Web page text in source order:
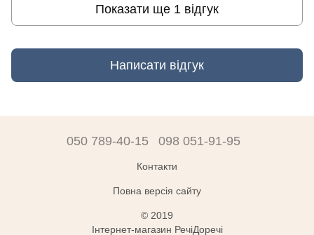
Показати ще 1 відгук
Написати відгук
050 789-40-15 098 051-91-95
Контакти
Повна версія сайту
© 2019
Інтернет-магазин РечіДоречі